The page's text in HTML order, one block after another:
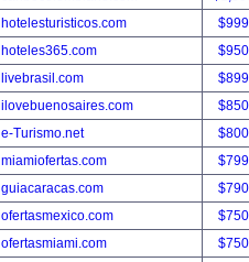
hotelesturisticos.com
hoteles365.com
livebrasil.com
ilovebuenosaires.com
e-Turismo.net
miamiofertas.com
guiacaracas.com
ofertasmexico.com
ofertasmiami.com